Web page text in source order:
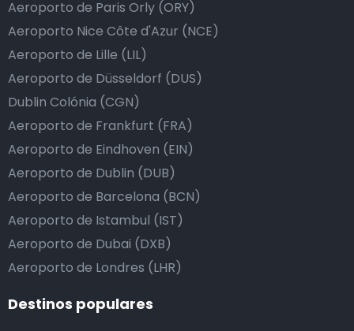
Aeroporto de Paris Orly (ORY)
Aeroporto Nice Côte d'Azur (NCE)
Aeroporto de Lille (LIL)
Aeroporto de Düsseldorf (DUS)
Dublin Colónia (CGN)
Aeroporto de Frankfurt (FRA)
Aeroporto de Eindhoven (EIN)
Aeroporto de Dublin (DUB)
Aeroporto de Barcelona (BCN)
Aeroporto de Istambul (IST)
Aeroporto de Dubai (DXB)
Aeroporto de Londres (LHR)
Destinos populares